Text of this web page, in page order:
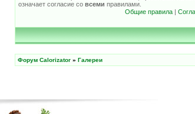
означает согласие со всеми правилами.
Общие правила|
Форум Calorizator » Галереи